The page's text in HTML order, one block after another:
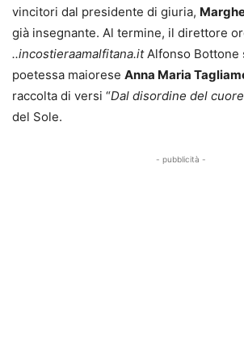
vincitori dal presidente di giuria,
già insegnante. Al termine, il direttore
..incostieraamalfitana.itAlfonso Bottone
poetessa maiorese Anna Maria
raccolta di versi “Dal disordine del cuore
del Sole.
- pubblicità -